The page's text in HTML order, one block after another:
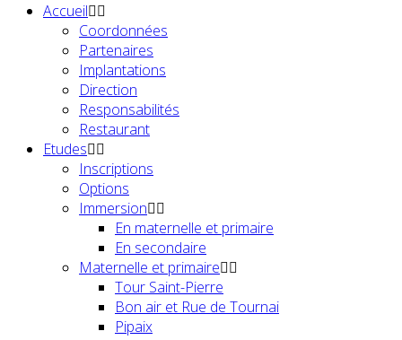
Accueil
Coordonnées
Partenaires
Implantations
Direction
Responsabilités
Restaurant
Etudes
Inscriptions
Options
Immersion
En maternelle et primaire
En secondaire
Maternelle et primaire
Tour Saint-Pierre
Bon air et Rue de Tournai
Pipaix